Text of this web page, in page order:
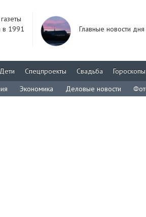
в 1991
Главные новости дня
Дети Спецпроекты Свадьба
Гороскопы
Экономика Деловые новости